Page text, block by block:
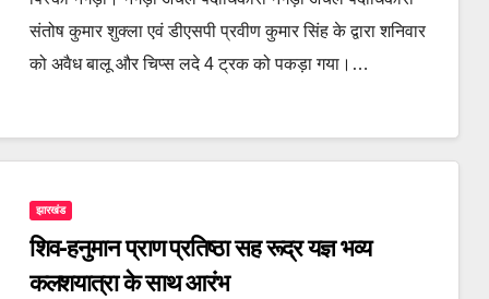
संतोष कुमार शुक्ला एवं डीएसपी प्रवीण कुमार सिंह के द्वारा शनिवार
को अवैध बालू और चिप्स लदे 4 ट्रक को पकड़ा गया।…
झारखंड
शिव-हनुमान प्राण प्रतिष्ठा सह रूद्र यज्ञ भव्य
कलशयात्रा के साथ आरंभ